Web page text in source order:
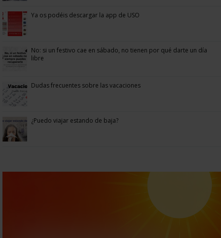
Ya os podéis descargar la app de USO
No: si un festivo cae en sábado, no tienen por qué darte un día
libre
Dudas frecuentes sobre las vacaciones
¿Puedo viajar estando de baja?